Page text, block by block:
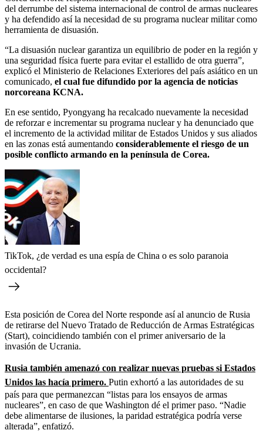
del derrumbe del sistema internacional de control de armas nucleares
y ha defendido así la necesidad de su programa nuclear militar como
herramienta de disuasión.
“La disuasión nuclear garantiza un equilibrio de poder en la región y
una seguridad física fuerte para evitar el estallido de otra guerra”,
explicó el Ministerio de Relaciones Exteriores del país asiático en un
comunicado, el cual fue difundido por la agencia de noticias
norcoreana KCNA.
En ese sentido, Pyongyang ha recalcado nuevamente la necesidad
de reforzar e incrementar su programa nuclear y ha denunciado que
el incremento de la actividad militar de Estados Unidos y sus aliados
en las zonas está aumentando considerablemente el riesgo de un
posible conflicto armando en la península de Corea.
TikTok, ¿de verdad es una espía de China o es solo paranoia
occidental?
Esta posición de Corea del Norte responde así al anuncio de Rusia
de retirarse del Nuevo Tratado de Reducción de Armas Estratégicas
(Start), coincidiendo también con el primer aniversario de la
invasión de Ucrania.
Rusia también amenazó con realizar nuevas pruebas si Estados
Unidos las hacía primero. Putin exhortó a las autoridades de su
país para que permanezcan “listas para los ensayos de armas
nucleares”, en caso de que Washington dé el primer paso. “Nadie
debe alimentarse de ilusiones, la paridad estratégica podría verse
alterada”, enfatizó.